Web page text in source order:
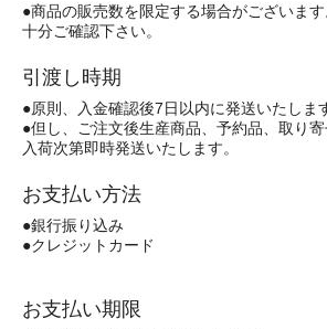
●商品の販売数を限定する場合がございま
十分ご確認下さい。
引渡し時期
●原則、入金確認後7日以内に発送いたしま
●但し、ご注文後生産商品、予約品、取り
入荷次第即時発送いたします。
お支払い方法
●銀行振り込み
●クレジットカード
お支払い期限